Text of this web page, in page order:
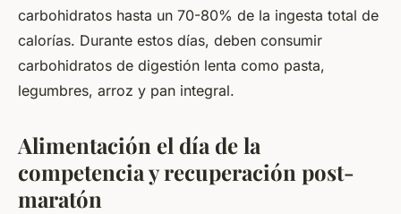
carbohidratos hasta un 70-80% de la ingesta total de
calorías. Durante estos días, deben consumir
carbohidratos de digestión lenta como pasta,
legumbres, arroz y pan integral.
Alimentación el día de la
competencia y recuperación post-
maratón